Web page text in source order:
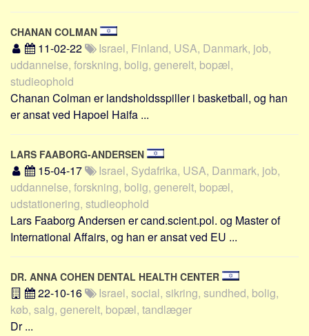
Økonomi
Jura og regler
Skatter og afgifter
Statistik
Meta
Dokumenttyper
Emner
Skribenter
Personer
Steder
Kilder
Om
CHANAN COLMAN
11-02-22
Israel, Finland, USA, Danmark, job,
uddannelse, forskning, bolig, generelt, bopæl,
studieophold
Chanan Colman er landsholdsspiller i basketball, og han
er ansat ved Hapoel Haifa ...
LARS FAABORG-ANDERSEN
15-04-17
Israel, Sydafrika, USA, Danmark, job,
uddannelse, forskning, bolig, generelt, bopæl,
udstationering, studieophold
Lars Faaborg Andersen er cand.scient.pol. og Master of
International Affairs, og han er ansat ved EU ...
DR. ANNA COHEN DENTAL HEALTH CENTER
22-10-16
Israel, social, sikring, sundhed, bolig,
køb, salg, generelt, bopæl, tandlæger
Dr ...